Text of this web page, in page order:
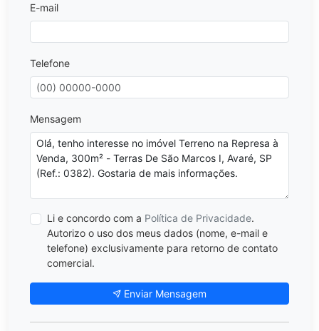
E-mail
Telefone
Mensagem
Li e concordo com a Política de Privacidade.
Autorizo o uso dos meus dados (nome, e-mail e
telefone) exclusivamente para retorno de contato
comercial.
Enviar Mensagem